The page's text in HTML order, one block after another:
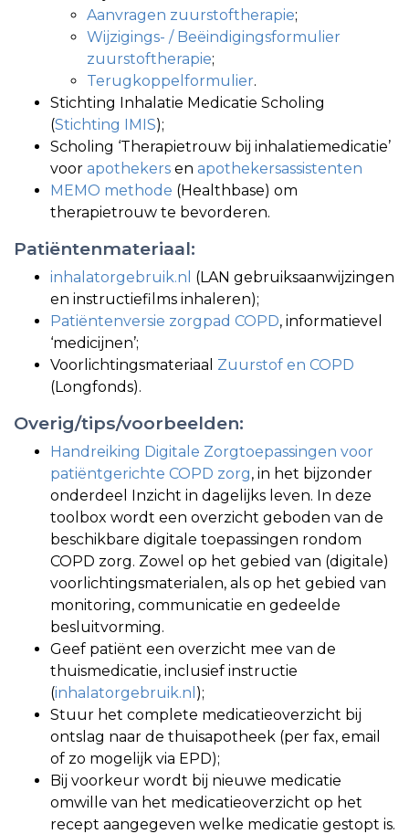
Aanvragen zuurstoftherapie;
Wijzigings- / Beëindigingsformulier
zuurstoftherapie;
Terugkoppelformulier.
Stichting Inhalatie Medicatie Scholing
(Stichting IMIS);
Scholing ‘Therapietrouw bij inhalatiemedicatie’
voor apothekers en apothekersassistenten
MEMO methode (Healthbase) om
therapietrouw te bevorderen.
Patiëntenmateriaal:
inhalatorgebruik.nl (LAN gebruiksaanwijzingen
en instructiefilms inhaleren);
Patiëntenversie zorgpad COPD, informatievel
‘medicijnen’;
Voorlichtingsmateriaal Zuurstof en COPD
(Longfonds).
Overig/tips/voorbeelden:
Handreiking Digitale Zorgtoepassingen voor
patiëntgerichte COPD zorg, in het bijzonder
onderdeel Inzicht in dagelijks leven. In deze
toolbox wordt een overzicht geboden van de
beschikbare digitale toepassingen rondom
COPD zorg. Zowel op het gebied van (digitale)
voorlichtingsmaterialen, als op het gebied van
monitoring, communicatie en gedeelde
besluitvorming.
Geef patiënt een overzicht mee van de
thuismedicatie, inclusief instructie
(inhalatorgebruik.nl );
Stuur het complete medicatieoverzicht bij
ontslag naar de thuisapotheek (per fax, email
of zo mogelijk via EPD);
Bij voorkeur wordt bij nieuwe medicatie
omwille van het medicatieoverzicht op het
recept aangegeven welke medicatie gestopt is.